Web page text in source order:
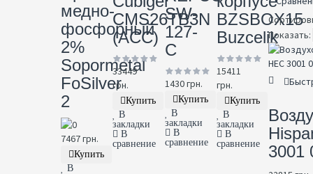
медно-
фосфорный
2%
Sopormetal
FoSilver
2
7467 грн.
Купить
В
CMS26TB3N
(ACC)
33449
грн.
Купить
В
закладки
В
сравнение
SW-
127-
C
1430 грн.
Купить
В
закладки
В
сравнение
BZSBOX15
Buzcelik
15411
грн.
Купить
В
закладки
В
сравнение
Показать:
3001